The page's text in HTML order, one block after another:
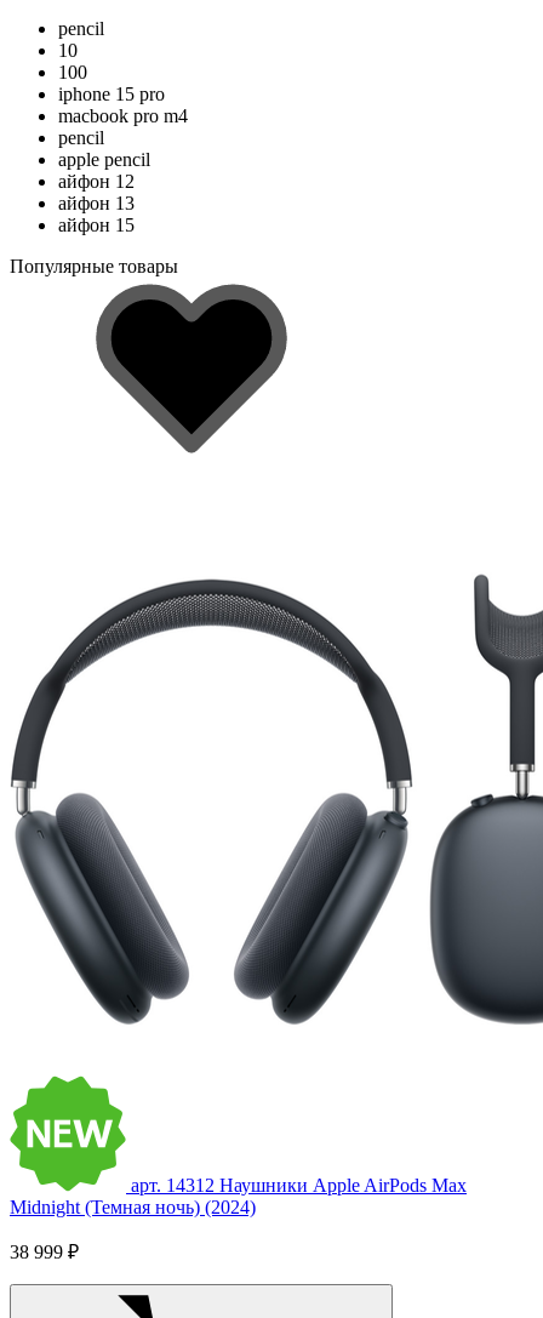
pencil
10
100
iphone 15 pro
macbook pro m4
pencil
apple pencil
айфон 12
айфон 13
айфон 15
Популярные товары
арт. 14312 Наушники Apple AirPods Max
Midnight (Темная ночь) (2024)
38 999 ₽